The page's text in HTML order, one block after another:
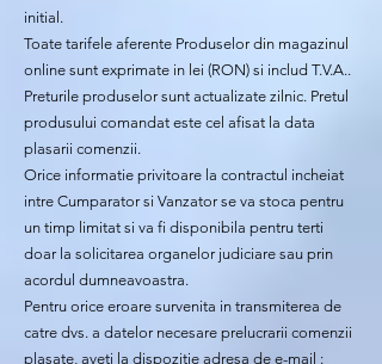
initial.
Toate tarifele aferente Produselor din magazinul
online sunt exprimate in lei (RON) si includ T.V.A..
Preturile produselor sunt actualizate zilnic. Pretul
produsului comandat este cel afisat la data
plasarii comenzii.
Orice informatie privitoare la contractul incheiat
intre Cumparator si Vanzator se va stoca pentru
un timp limitat si va fi disponibila pentru terti
doar la solicitarea organelor judiciare sau prin
acordul dumneavoastra.
Pentru orice eroare survenita in transmiterea de
catre dvs. a datelor necesare prelucrarii comenzii
plasate, aveti la dispozitie adresa de e-mail :